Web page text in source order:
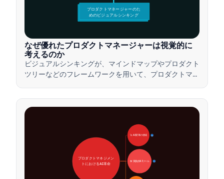
プロダクトマネージャーのた
めのビジュアルシンキング
なぜ優れたプロダクトマネージャーは視覚的に
考えるのか
ビジュアルシンキングが、マインドマップやプロダクト
ツリーなどのフレームワークを用いて、プロダクトマネ
します。
🚀 AI変革の領域 28
🛠️ 実践的AIツール 31
プロダクトマネジメン
トにおけるAI革命